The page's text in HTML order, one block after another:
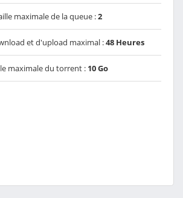
maximale de la queue :2
et d'upload maximal :48 Heures
maximale du torrent : 10 Go